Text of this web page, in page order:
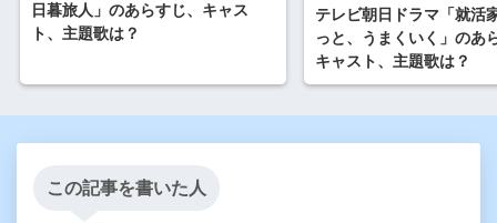
日暮旅人」のあらすじ、キャス
ト、主題歌は？
テレビ朝日ドラマ「就活
っと、うまくいく」のあ
キャスト、主題歌は？
この記事を書いた人